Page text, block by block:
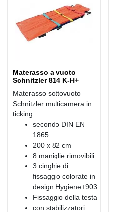
Materasso a vuoto
Schnitzler 814 K-H+
Materasso sottovuoto
Schnitzler multicamera in
ticking
secondo DIN EN
1865
200 x 82 cm
8 maniglie rimovibili
3 cinghie di
fissaggio colorate in
design Hygiene+903
Fissaggio della testa
con stabilizzatori